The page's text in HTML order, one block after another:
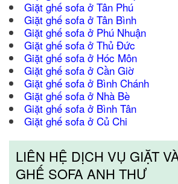
Giặt ghế sofa ở Tân Phú
Giặt ghế sofa ở Tân Bình
Giặt ghế sofa ở Phú Nhuận
Giặt ghế sofa ở Thủ Đức
Giặt ghế sofa ở Hóc Môn
Giặt ghế sofa ở Cần Giờ
Giặt ghế sofa ở Bình Chánh
Giặt ghế sofa ở Nhà Bè
Giặt ghế sofa ở Bình Tân
Giặt ghế sofa ở Củ Chi
LIÊN HỆ DỊCH VỤ GIẶT
GHẾ SOFA ANH THƯ